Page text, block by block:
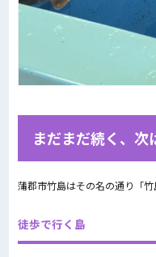
まだまだ続く、次
蒲郡市竹島はその名の通り「竹
徒歩で行く島